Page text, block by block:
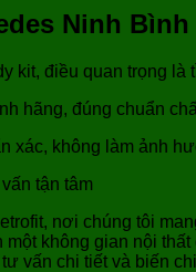
Ninh
kit, điều quan trọng
hãng, đúng chuẩn
xác, không làm ảnh
tận tâm
nơi chúng tôi
một không gian nội
vấn chi tiết và biến